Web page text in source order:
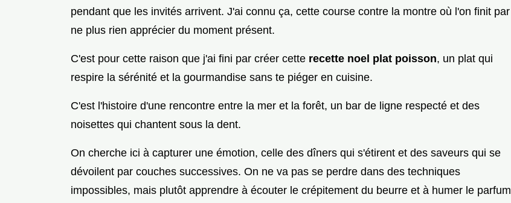
pendant que les invités arrivent. J'ai connu ça, cette course contre la montre où l'on finit par
ne plus rien apprécier du moment présent.
C'est pour cette raison que j'ai fini par créer cette recette noel plat poisson, un plat qui
respire la sérénité et la gourmandise sans te piéger en cuisine.
C'est l'histoire d'une rencontre entre la mer et la forêt, un bar de ligne respecté et des
noisettes qui chantent sous la dent.
On cherche ici à capturer une émotion, celle des dîners qui s'étirent et des saveurs qui se
dévoilent par couches successives. On ne va pas se perdre dans des techniques
impossibles, mais plutôt apprendre à écouter le crépitement du beurre et à humer le parfum